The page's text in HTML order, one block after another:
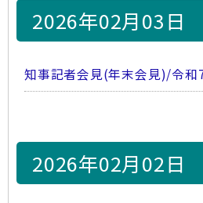
2026年02月03日
知事記者会見(年末会見)/令和
2026年02月02日